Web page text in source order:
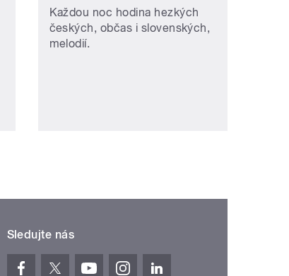
Každou noc hodina hezkých
českých, občas i slovenských,
melodií.
Sledujte nás